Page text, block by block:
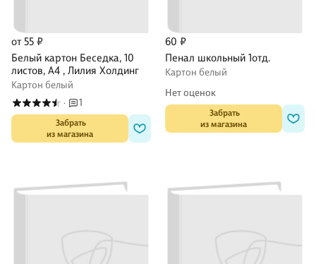
от 55 ₽
Белый картон Беседка, 10
листов, А4 , Лилия Холдинг
Картон белый
· 1
Забрать
из магазина
60 ₽
Пенал школьный 1отд.
Картон белый
Нет оценок
Забрать
из магазина